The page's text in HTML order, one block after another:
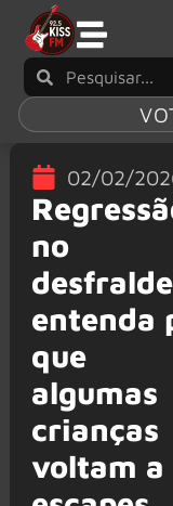
02/02/
no
entenda
que
algumas
crianças
voltam